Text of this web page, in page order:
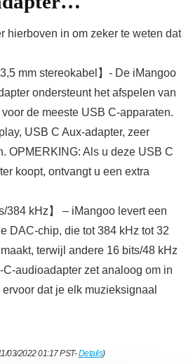
hierboven in om zeker te weten dat
mm stereokabel】- De iMangoo
ondersteunt het afspelen van
de meeste USB C-apparaten.
USB C Aux-adapter, zeer
OPMERKING: Als u deze USB C
koopt, ontvangt u een extra
384 kHz】 – iMangoo levert een
DAC-chip, die tot 384 kHz tot 32
terwijl andere 16 bits/48 kHz
audioadapter zet analoog om in
dat je elk muzieksignaal
03/2022 01:17 PST-Details)